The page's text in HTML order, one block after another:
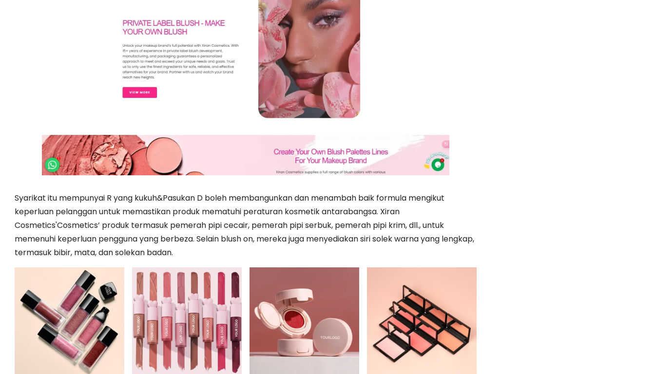
Syarikat itu mempunyai R yang kukuh&Pasukan D boleh membangunkan dan menambah baik formula mengikut
keperluan pelanggan untuk memastikan produk mematuhi peraturan kosmetik antarabangsa. Xiran
Cosmetics'Cosmetics’ produk termasuk pemerah pipi cecair, pemerah pipi serbuk, pemerah pipi krim, dll., untuk
memenuhi keperluan pengguna yang berbeza. Selain blush on, mereka juga menyediakan siri solek warna yang lengkap,
termasuk bibir, mata, dan solekan badan.